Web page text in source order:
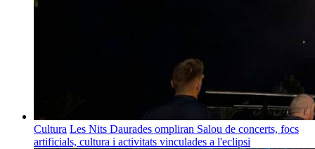
Cultura Les Nits Daurades ompliran Salou de concerts, focs
artificials, cultura i activitats vinculades a l'eclipsi